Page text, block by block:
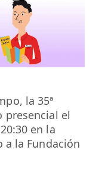
la 35ª
presencial el
en la
a la Fundación